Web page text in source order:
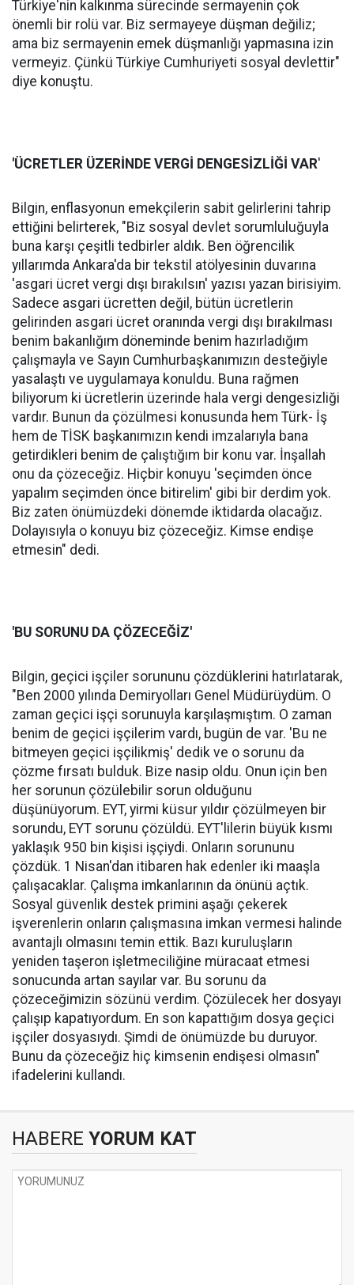
Türkiye'nin kalkınma sürecinde sermayenin çok
önemli bir rolü var. Biz sermayeye düşman değiliz;
ama biz sermayenin emek düşmanlığı yapmasına izin
vermeyiz. Çünkü Türkiye Cumhuriyeti sosyal devlettir"
diye konuştu.
'ÜCRETLER ÜZERİNDE VERGİ DENGESİZLİĞİ VAR'
Bilgin, enflasyonun emekçilerin sabit gelirlerini tahrip
ettiğini belirterek, "Biz sosyal devlet sorumluluğuyla
buna karşı çeşitli tedbirler aldık. Ben öğrencilik
yıllarımda Ankara'da bir tekstil atölyesinin duvarına
'asgari ücret vergi dışı bırakılsın' yazısı yazan birisiyim.
Sadece asgari ücretten değil, bütün ücretlerin
gelirinden asgari ücret oranında vergi dışı bırakılması
benim bakanlığım döneminde benim hazırladığım
çalışmayla ve Sayın Cumhurbaşkanımızın desteğiyle
yasalaştı ve uygulamaya konuldu. Buna rağmen
biliyorum ki ücretlerin üzerinde hala vergi dengesizliği
vardır. Bunun da çözülmesi konusunda hem Türk- İş
hem de TİSK başkanımızın kendi imzalarıyla bana
getirdikleri benim de çalıştığım bir konu var. İnşallah
onu da çözeceğiz. Hiçbir konuyu 'seçimden önce
yapalım seçimden önce bitirelim' gibi bir derdim yok.
Biz zaten önümüzdeki dönemde iktidarda olacağız.
Dolayısıyla o konuyu biz çözeceğiz. Kimse endişe
etmesin" dedi.
'BU SORUNU DA ÇÖZECEĞİZ'
Bilgin, geçici işçiler sorununu çözdüklerini hatırlatarak,
"Ben 2000 yılında Demiryolları Genel Müdürüydüm. O
zaman geçici işçi sorunuyla karşılaşmıştım. O zaman
benim de geçici işçilerim vardı, bugün de var. 'Bu ne
bitmeyen geçici işçilikmiş' dedik ve o sorunu da
çözme fırsatı bulduk. Bize nasip oldu. Onun için ben
her sorunun çözülebilir sorun olduğunu
düşünüyorum. EYT, yirmi küsur yıldır çözülmeyen bir
sorundu, EYT sorunu çözüldü. EYT'lilerin büyük kısmı
yaklaşık 950 bin kişisi işçiydi. Onların sorununu
çözdük. 1 Nisan'dan itibaren hak edenler iki maaşla
çalışacaklar. Çalışma imkanlarının da önünü açtık.
Sosyal güvenlik destek primini aşağı çekerek
işverenlerin onların çalışmasına imkan vermesi halinde
avantajlı olmasını temin ettik. Bazı kuruluşların
yeniden taşeron işletmeciliğine müracaat etmesi
sonucunda artan sayılar var. Bu sorunu da
çözeceğimizin sözünü verdim. Çözülecek her dosyayı
çalışıp kapatıyordum. En son kapattığım dosya geçici
işçiler dosyasıydı. Şimdi de önümüzde bu duruyor.
Bunu da çözeceğiz hiç kimsenin endişesi olmasın"
ifadelerini kullandı.
HABERE YORUM KAT